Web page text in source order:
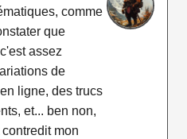
comme
que
assez
de
ligne, des trucs
et... ben non,
mon